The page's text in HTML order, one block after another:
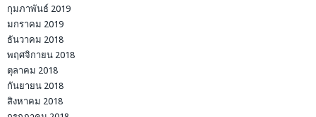
กุมภาพันธ์ 2019
มกราคม 2019
ธันวาคม 2018
พฤศจิกายน 2018
ตุลาคม 2018
กันยายน 2018
สิงหาคม 2018